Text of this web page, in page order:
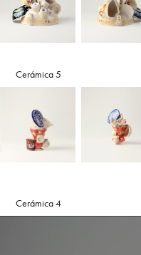
Cerámica 5
Cerámica 4